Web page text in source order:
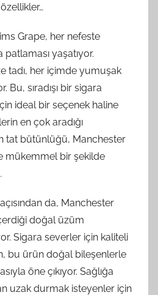
Grape, her nefeste
yaşatıyor.
tadı, her içimde yumuşak
Bu, sıradışı bir sigara
ideal bir seçenek haline
en çok aradığı
tat bütünlüğü, Manchester
mükemmel bir şekilde
da, Manchester
doğal üzüm
Sigara severler için kaliteli
bu ürün doğal bileşenlerle
öne çıkıyor. Sağlığa
uzak durmak isteyenler için